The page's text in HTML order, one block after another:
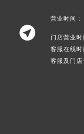

营业时间：
门店营业
客服在线
客服及门店